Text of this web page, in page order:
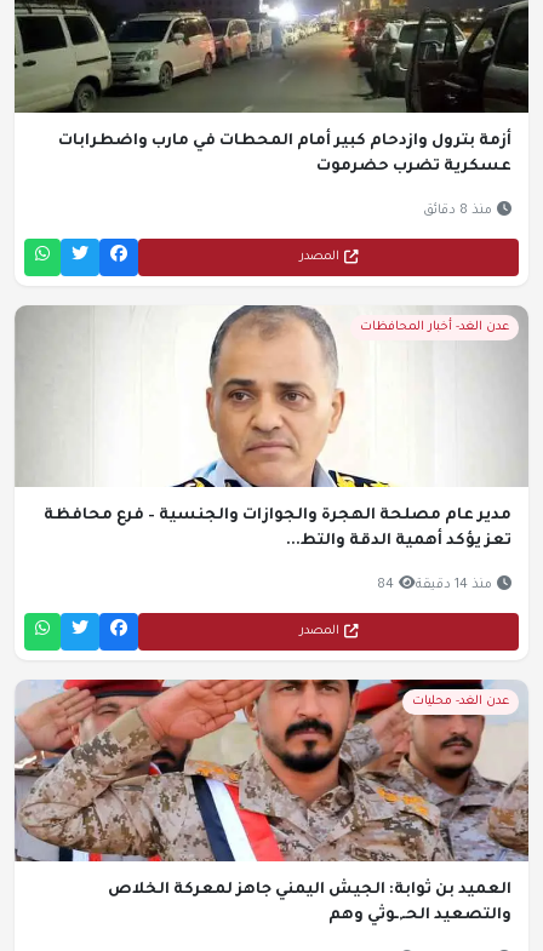
أزمة بترول وازدحام كبير أمام المحطات في مارب واضطرابات
عسكرية تضرب حضرموت
منذ 8 دقائق
المصدر
عدن الغد- أخبار المحافظات
مدير عام مصلحة الهجرة والجوازات والجنسية – فرع محافظة
تعز يؤكد أهمية الدقة والتط...
منذ 14 دقيقة 84
المصدر
عدن الغد- محليات
العميد بن ثوابة: الجيش اليمني جاهز لمعركة الخلاص
والتصعيد الحـ,ـوثي وهم